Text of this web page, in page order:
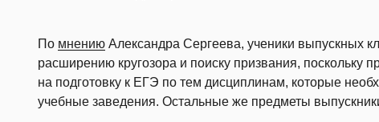
По мнению Александра Сергеева, ученики выпускных
расширению кругозора и поиску призвания, поскольку
на подготовку к ЕГЭ по тем дисциплинам, которые
учебные заведения. Остальные же предметы